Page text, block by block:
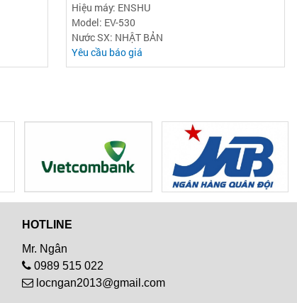
Hiệu máy: ENSHU
Model: EV-530
Nước SX: NHẬT BẢN
Yêu cầu báo giá
HOTLINE
Mr. Ngân
0989 515 022
locngan2013@gmail.com